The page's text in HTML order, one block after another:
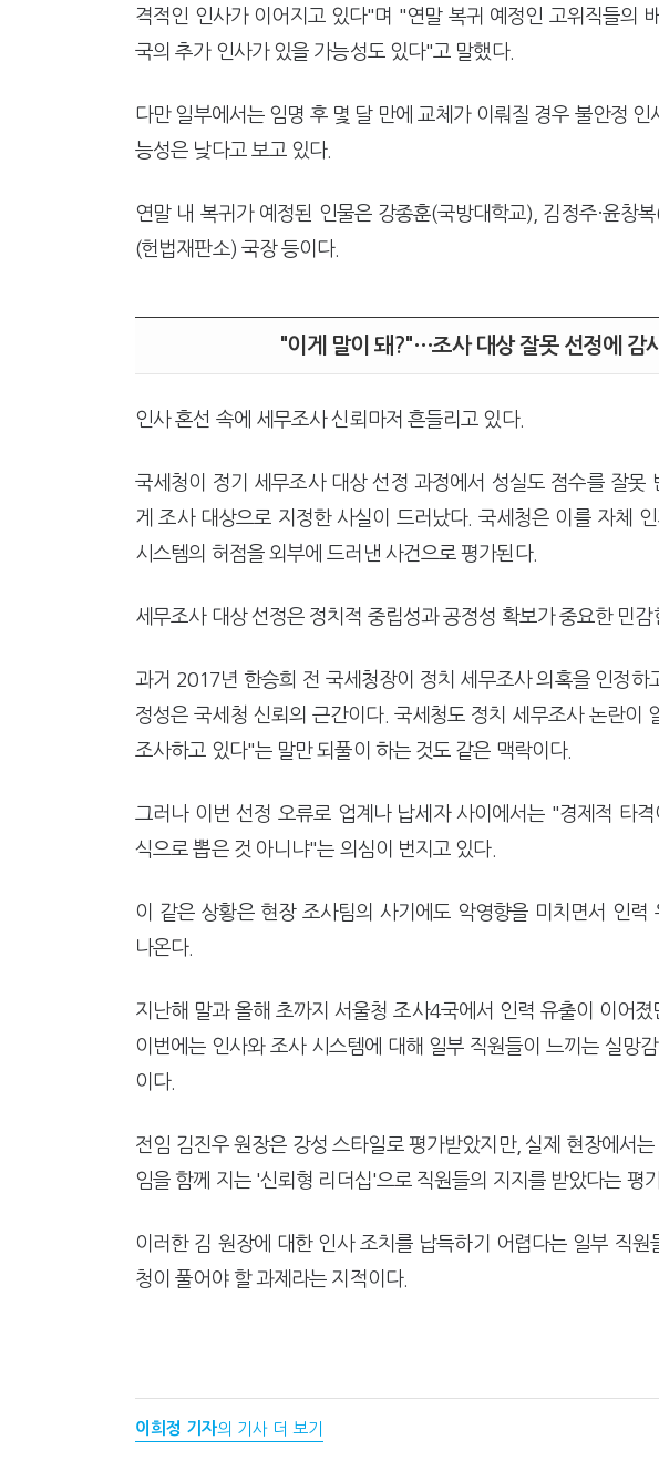
격적인 인사가 이어지고 있다"며 "연말 복귀 예정인 고위직들의
국의 추가 인사가 있을 가능성도 있다"고 말했다.
다만 일부에서는 임명 후 몇 달 만에 교체가 이뤄질 경우 불안정
능성은 낮다고 보고 있다.
연말 내 복귀가 예정된 인물은 강종훈(국방대학교), 김정주·윤창
(헌법재판소) 국장 등이다.
"이게 말이 돼?"…조사 대상 잘못 선정에 감
인사 혼선 속에 세무조사 신뢰마저 흔들리고 있다.
국세청이 정기 세무조사 대상 선정 과정에서 성실도 점수를 잘못
게 조사 대상으로 지정한 사실이 드러났다. 국세청은 이를 자체
시스템의 허점을 외부에 드러낸 사건으로 평가된다.
세무조사 대상 선정은 정치적 중립성과 공정성 확보가 중요한 민감
과거 2017년 한승희 전 국세청장이 정치 세무조사 의혹을 인정하
정성은 국세청 신뢰의 근간이다. 국세청도 정치 세무조사 논란이
조사하고 있다"는 말만 되풀이 하는 것도 같은 맥락이다.
그러나 이번 선정 오류로 업계나 납세자 사이에서는 "경제적 타
식으로 뽑은 것 아니냐"는 의심이 번지고 있다.
이 같은 상황은 현장 조사팀의 사기에도 악영향을 미치면서 인력
나온다.
지난해 말과 올해 초까지 서울청 조사4국에서 인력 유출이 이어졌
이번에는 인사와 조사 시스템에 대해 일부 직원들이 느끼는 실망
이다.
전임 김진우 원장은 강성 스타일로 평가받았지만, 실제 현장에서
임을 함께 지는 '신뢰형 리더십'으로 직원들의 지지를 받았다는 평
이러한 김 원장에 대한 인사 조치를 납득하기 어렵다는 일부 직원
청이 풀어야 할 과제라는 지적이다.
이희정 기자의 기사 더 보기